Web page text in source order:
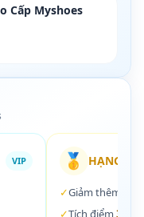
Cấp Myshoes
VIP 🥇 HẠNG
✓Giảm thêm
✓Tích điểm 3%